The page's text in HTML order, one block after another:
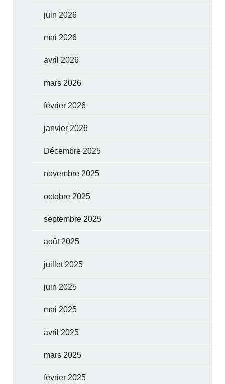
juin 2026
mai 2026
avril 2026
mars 2026
février 2026
janvier 2026
Décembre 2025
novembre 2025
octobre 2025
septembre 2025
août 2025
juillet 2025
juin 2025
mai 2025
avril 2025
mars 2025
février 2025